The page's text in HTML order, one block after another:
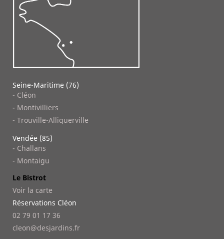
Seine-Maritime (76)
- Cléon
- Montivilliers
- Trouville-Alliquerville
Vendée (85)
- Challans
- Montaigu
Le Bistrot
Voir la carte
Réservations Cléon
02 79 01 17 36
cleon@desjardins.fr